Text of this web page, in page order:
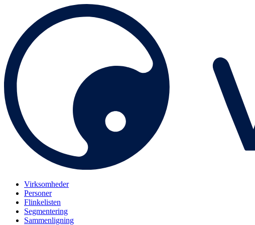
Virksomheder
Personer
Flinkelisten
Segmentering
Sammenligning